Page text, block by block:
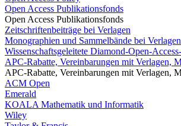
Open Access Publikationsfonds
Open Access Publikationsfonds
Zeitschriftenbeiträge bei Verlagen
Monographien und Sammelbände bei Verlagen
Wissenschaftsgeleitete Diamond-Open-
APC-Rabatte, Vereinbarungen mit Verlagen,
APC-Rabatte, Vereinbarungen mit Verlagen,
ACM Open
Emerald
KOALA Mathematik und Informatik
Wiley